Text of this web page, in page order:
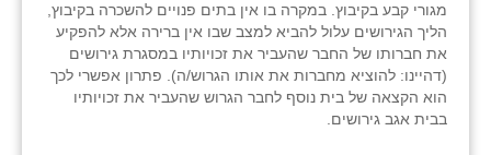
מגורי קבע בקיבוץ. במקרה בו אין בתים פנויים להשכרה בקיבוץ,
הליך הגירושים עלול להביא למצב שבו אין ברירה אלא להפקיע
את חברותו של החבר שהעביר את זכויותיו במסגרת גירושים
(דהיינו: להוציא מחברות את אותו הגרוש/ה). פתרון אפשרי לכך
הוא הקצאה של בית נוסף לחבר הגרוש שהעביר את זכויותיו
בבית אגב גירושים.